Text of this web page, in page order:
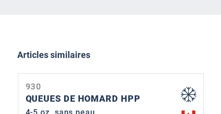
Ignorer la galerie de produits
Articles similaires
930
QUEUES DE HOMARD HPP